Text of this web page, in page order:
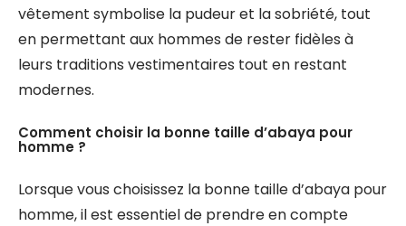
vêtement symbolise la pudeur et la sobriété, tout
en permettant aux hommes de rester fidèles à
leurs traditions vestimentaires tout en restant
modernes.
Comment choisir la bonne taille d’abaya pour
homme ?
Lorsque vous choisissez la bonne taille d’abaya pour
homme, il est essentiel de prendre en compte